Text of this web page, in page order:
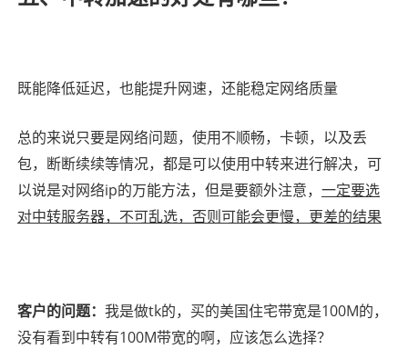
既能降低延迟，也能提升网速，还能稳定网络质量
总的来说只要是网络问题，使用不顺畅，卡顿，以及丢
包，断断续续等情况，都是可以使用中转来进行解决，可
以说是对网络ip的万能方法，但是要额外注意， 一定要选
对中转服务器，不可乱选，否则可能会更慢，更差的结果
客户的问题： 我是做tk的，买的美国住宅带宽是100M的，
没有看到中转有100M带宽的啊，应该怎么选择？